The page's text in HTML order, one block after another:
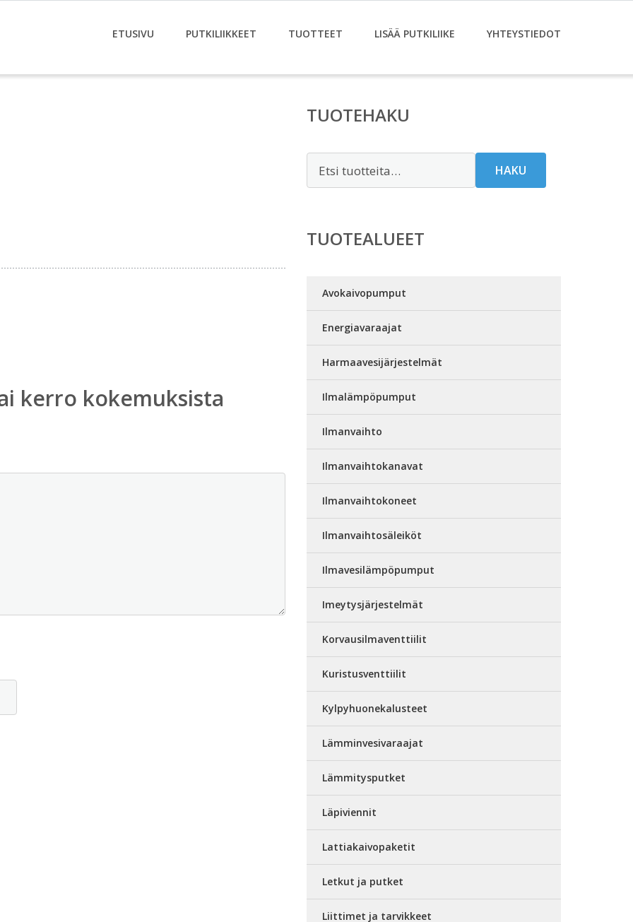
ETUSIVU PUTKILIIKKEET TUOTTEET LISÄÄ PUTKILIIKE YHTEYSTIEDOT
kerro kokemuksista
TUOTEHAKU
HAKU
TUOTEALUEET
Avokaivopumput
Energiavaraajat
Harmaavesijärjestelmät
Ilmalämpöpumput
Ilmanvaihto
Ilmanvaihtokanavat
Ilmanvaihtokoneet
Ilmanvaihtosäleiköt
Ilmavesilämpöpumput
Imeytysjärjestelmät
Korvausilmaventtiilit
Kuristusventtiilit
Kylpyhuonekalusteet
Lämminvesivaraajat
Lämmitysputket
Läpiviennit
Lattiakaivopaketit
Letkut ja putket
Liittimet ja tarvikkeet